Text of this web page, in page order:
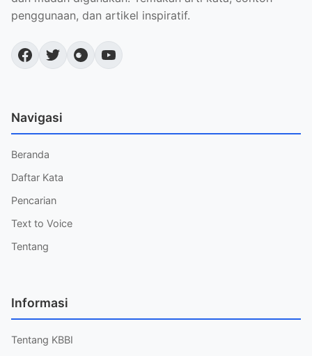
penggunaan, dan artikel inspiratif.
Navigasi
Beranda
Daftar Kata
Pencarian
Text to Voice
Tentang
Informasi
Tentang KBBI